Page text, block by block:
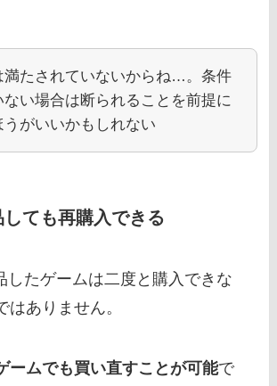
満たされていないからね…。条件
ない場合は断られることを前提に
うがいいかもしれない
ても再購入できる
したゲームは二度と購入できな
はありません。
ームでも買い直すことが可能で